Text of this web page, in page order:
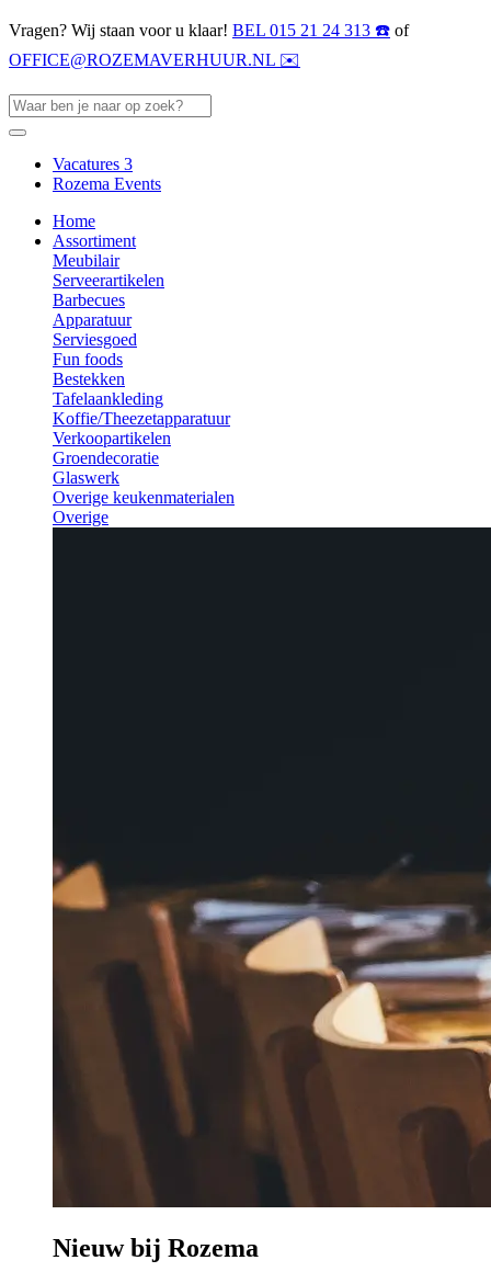
Vragen? Wij staan voor u klaar! BEL 015 21 24 313 ☎️ of
OFFICE@ROZEMAVERHUUR.NL ✉️
Vacatures 3
Rozema Events
Home
Assortiment
Meubilair
Serveerartikelen
Barbecues
Apparatuur
Serviesgoed
Fun foods
Bestekken
Tafelaankleding
Koffie/Theezetapparatuur
Verkoopartikelen
Groendecoratie
Glaswerk
Overige keukenmaterialen
Overige
Nieuw bij Rozema